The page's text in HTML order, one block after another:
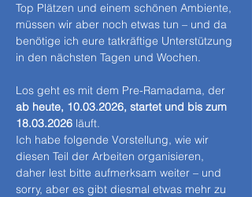
Top Plätzen und einem schönen Ambiente,
müssen wir aber noch etwas tun – und da
benötige ich eure tatkräftige Unterstützung
in den nächsten Tagen und Wochen.
Los geht es mit dem Pre-Ramadama, der
ab heute, 10.03.2026, startet und bis zum
18.03.2026 läuft.
Ich habe folgende Vorstellung, wie wir
diesen Teil der Arbeiten organisieren,
daher lest bitte aufmerksam weiter – und
sorry, aber es gibt diesmal etwas mehr zu